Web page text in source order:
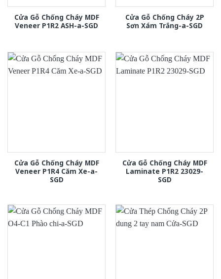
Cửa Gỗ Chống Cháy MDF
Veneer P1R2 ASH-a-SGD
Cửa Gỗ Chống Cháy 2P
Sơn Xám Trắng-a-SGD
Cửa Gỗ Chống Cháy MDF
Veneer P1R4 Căm Xe-a-
SGD
Cửa Gỗ Chống Cháy MDF
Laminate P1R2 23029-
SGD